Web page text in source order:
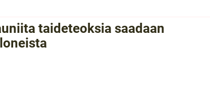
taideteoksia saadaan